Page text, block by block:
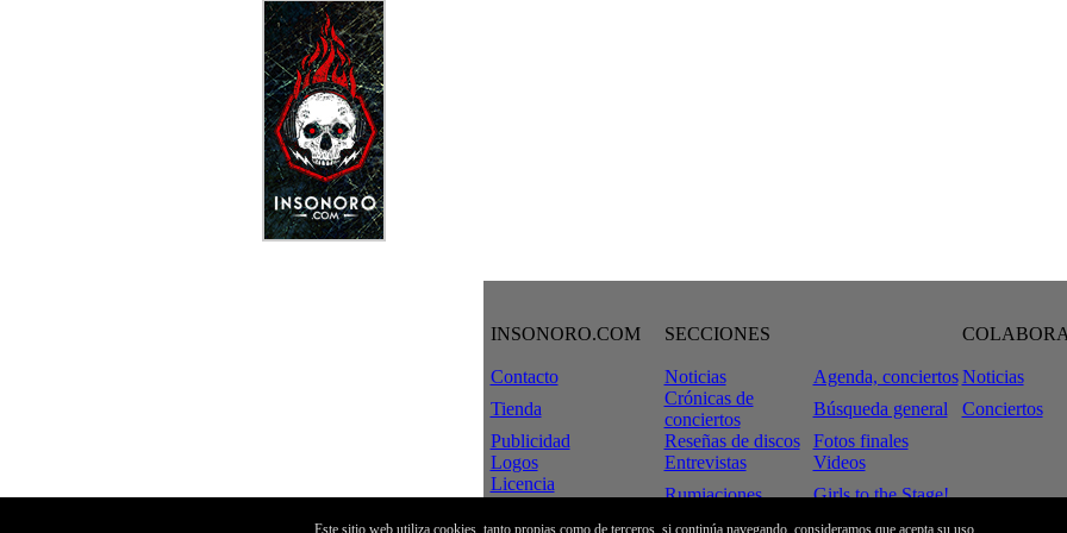
Este sitio web utiliza cookies, tanto propias como de terceros, si continúa navegando, consideramos que acepta su uso.
INSONORO.COM SECCIONES COLABORA
Contacto Noticias Agenda, conciertos Noticias
Tienda
Crónicas de
conciertos
Búsqueda general
Conciertos
Publicidad
Reseñas de discos
Fotos finales
Logos
Entrevistas
Videos
Licencia
Rumiaciones
Girls to the Stage!
Aviso Legal
Tinta & Decibelios